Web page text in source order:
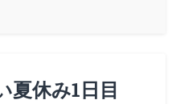
夏休み1日目